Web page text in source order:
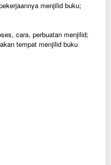
menjilid buku;
cara, perbuatan menjilid;
tempat menjilid buku